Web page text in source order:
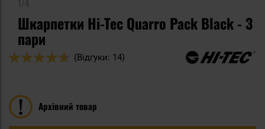
Шкарпетки Hi-Tec Quarro Pack Black - 3
пари
Оцінка:
(Відгуки: 14)
Архівний товар